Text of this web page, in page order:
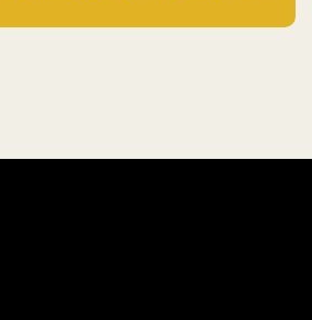
وتعزيز منظومة الشركات الناشئة في المملكة.